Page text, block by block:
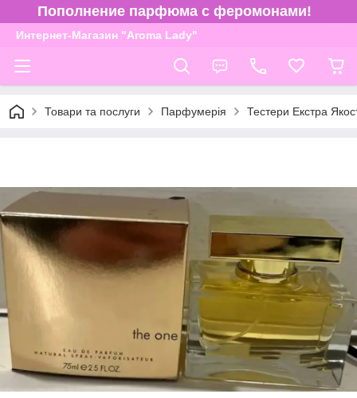
Пополнение парфюма с феромонами!
Интернет-Магазин "Aroma Lady"
Товари та послуги Парфумерія Тестери Екстра